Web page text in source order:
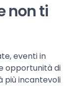
non ti
eventi in
opportunità di
più incantevoli